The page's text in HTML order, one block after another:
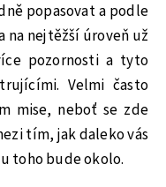
popasovat a podle
na nejtěžší úroveň už
pozornosti a tyto
Velmi často
mise, neboť se zde
tím, jak daleko vás
toho bude okolo.